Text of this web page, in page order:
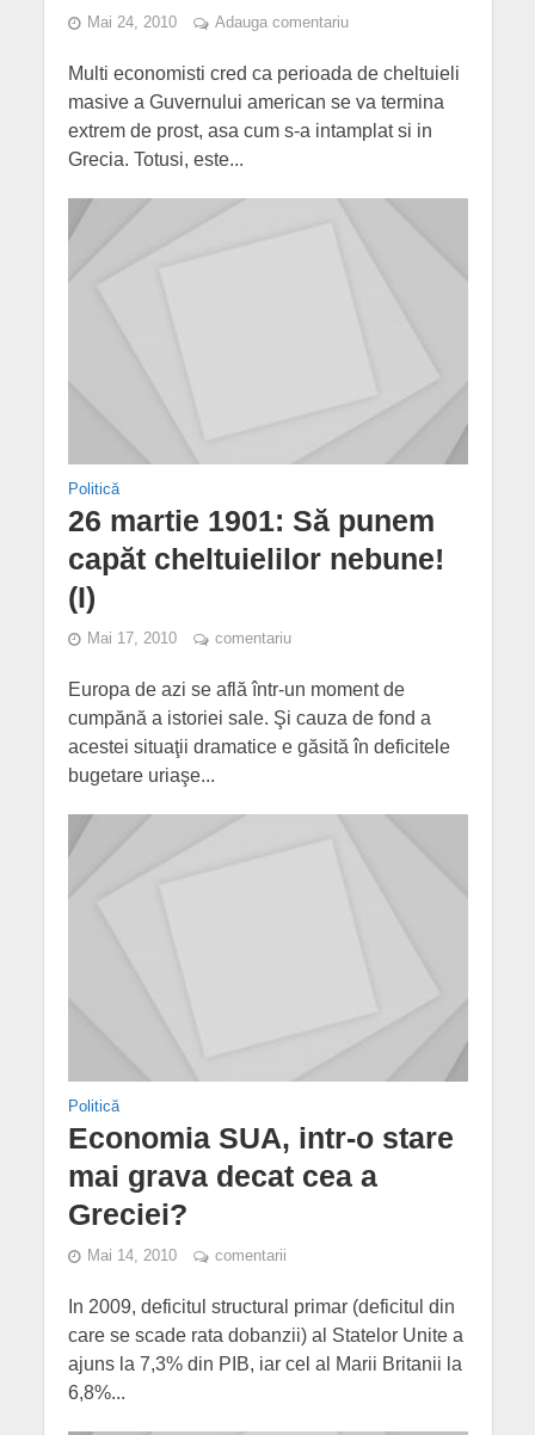
Mai 24, 2010 Adauga comentariu
Multi economisti cred ca perioada de cheltuieli
masive a Guvernului american se va termina
extrem de prost, asa cum s-a intamplat si in
Grecia. Totusi, este...
Politică
26 martie 1901: Să punem
capăt cheltuielilor nebune!
(I)
Mai 17, 2010 comentariu
Europa de azi se află într-un moment de
cumpănă a istoriei sale. Şi cauza de fond a
acestei situaţii dramatice e găsită în deficitele
bugetare uriaşe...
Politică
Economia SUA, intr-o stare
mai grava decat cea a
Greciei?
Mai 14, 2010 comentarii
In 2009, deficitul structural primar (deficitul din
care se scade rata dobanzii) al Statelor Unite a
ajuns la 7,3% din PIB, iar cel al Marii Britanii la
6,8%...